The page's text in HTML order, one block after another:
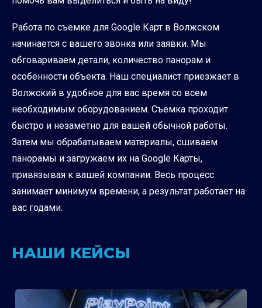
Работа по съемке для Google Карт в Волжском
начинается с вашего звонка или заявки. Мы
обговариваем детали, количество панорам и
особенности объекта. Наш специалист приезжает в
Волжский в удобное для вас время со всем
необходимым оборудованием. Съемка проходит
быстро и незаметно для вашей обычной работы.
Затем мы обрабатываем материалы, сшиваем
панорамы и загружаем их на Google Карты,
привязывая к вашей компании. Весь процесс
занимает минимум времени, а результат работает на
вас годами.
НАШИ КЕЙСЫ